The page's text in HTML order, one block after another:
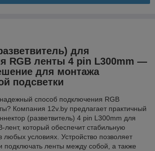
для
RGB ленты 4 pin L300mm —
для монтажа
подсветки
способ подключения RGB
Компания 12v.by предлагает практичный
(разветвитель) 4 pin L300mm для
лент, который обеспечит стабильную
любых условиях. Устройство позволяет
подключать ленты между собой, а также